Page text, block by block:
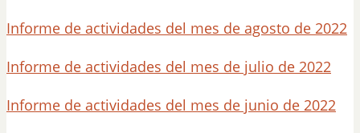
Informe de actividades del mes de agosto de 2022
Informe de actividades del mes de julio de 2022
Informe de actividades del mes de junio de 2022